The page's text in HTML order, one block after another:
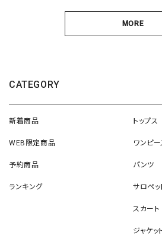
MORE
CATEGORY
新着商品
WEB限定商品
予約商品
ランキング
トップス
ワンピー
パンツ
サロペッ
スカート
ジャケッ